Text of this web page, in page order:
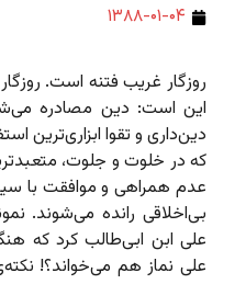
۱۳۸۸-۰۱-۰۴
روزگار غریب فتنه است.
این است: دین مصادره
دین‌داری و تقوا ابزاری‌ترین
که در خلوت و جلوت،
عدم همراهی و موافقت با
بی‌اخلاقی رانده می‌شوند.
علی ابن ابی‌طالب کرد که
علی نماز هم می‌خواند؟!